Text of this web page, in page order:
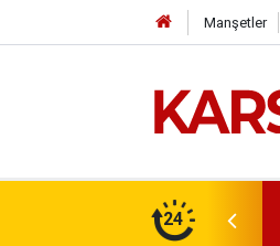
Manşetler
24
bir konuma taşıyacağız